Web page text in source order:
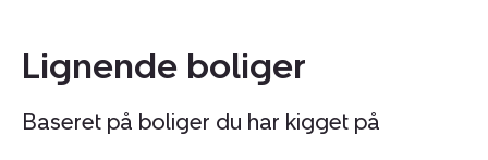
Lignende boliger
Baseret på boliger du har kigget på